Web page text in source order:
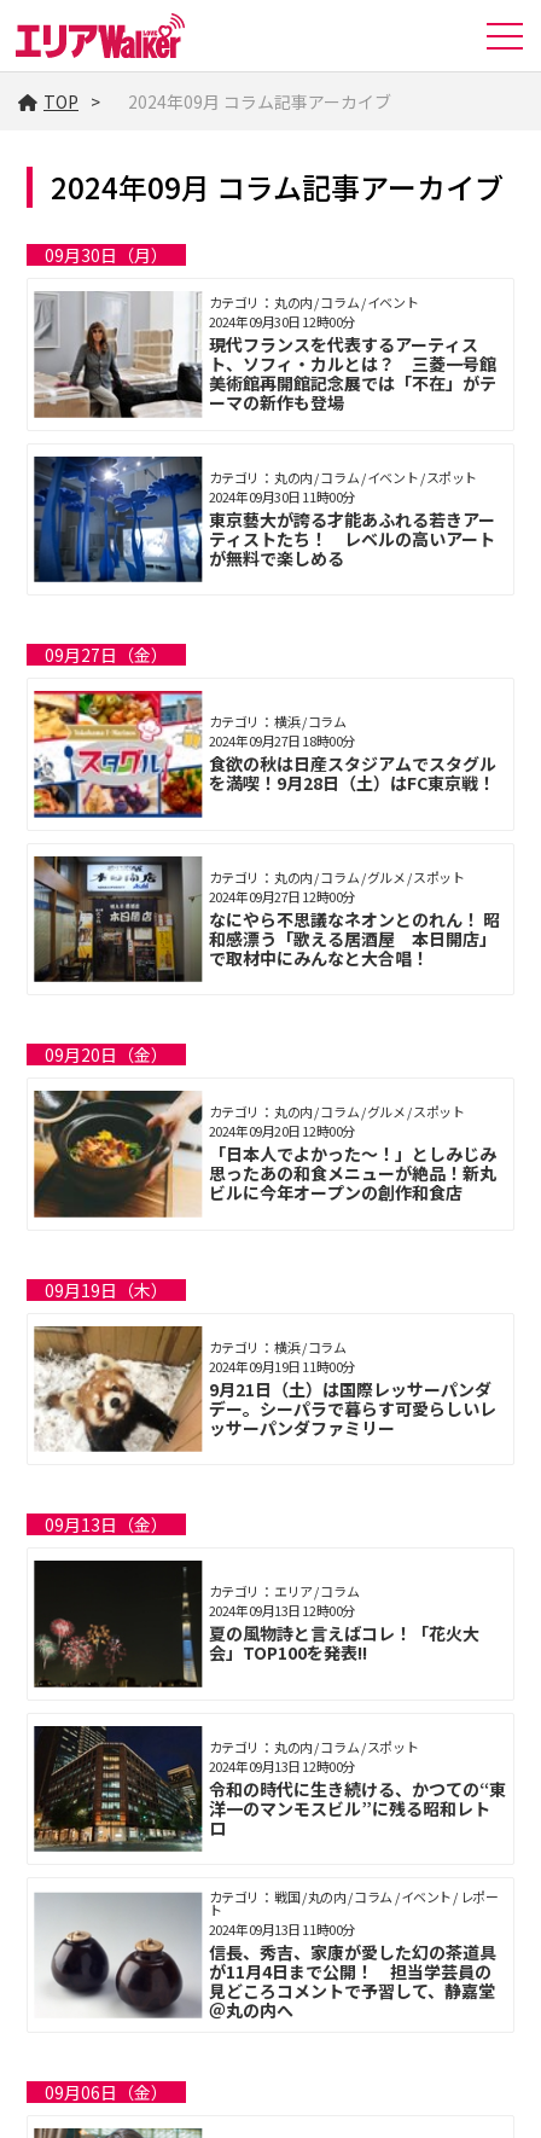
TOP 2024年09月 コラム記事アーカイブ
2024年09月 コラム記事アーカイブ
09月30日（月）
カテゴリ： 丸の内 / コラム / イベント
現代フランスを代表するアーティス
ト、ソフィ・カルとは？ 三菱一号館
美術館再開館記念展では「不在」がテ
ーマの新作も登場
2024年09月30日 12時00分
カテゴリ： 丸の内 / コラム / イベント / スポット
東京藝大が誇る才能あふれる若きアー
ティストたち！ レベルの高いアート
が無料で楽しめる
2024年09月30日 11時00分
09月27日（金）
カテゴリ： 横浜 / コラム
食欲の秋は日産スタジアムでスタグル
を満喫！9月28日（土）はFC東京戦！
2024年09月27日 18時00分
カテゴリ： 丸の内 / コラム / グルメ / スポット
なにやら不思議なネオンとのれん！ 昭
和感漂う「歌える居酒屋 本日開店」
で取材中にみんなと大合唱！
2024年09月27日 12時00分
09月20日（金）
カテゴリ： 丸の内 / コラム / グルメ / スポット
「日本人でよかった～！」としみじみ
思ったあの和食メニューが絶品！新丸
ビルに今年オープンの創作和食店
2024年09月20日 12時00分
09月19日（木）
カテゴリ： 横浜 / コラム
9月21日（土）は国際レッサーパンダ
デー。シーパラで暮らす可愛らしいレ
ッサーパンダファミリー
2024年09月19日 11時00分
09月13日（金）
カテゴリ： エリア / コラム
夏の風物詩と言えばコレ！「花火大
会」TOP100を発表!!
2024年09月13日 12時00分
カテゴリ： 丸の内 / コラム / スポット
令和の時代に生き続ける、かつての“東
洋一のマンモスビル”に残る昭和レト
ロ
2024年09月13日 12時00分
カテゴリ： 戦国 / 丸の内 / コラム / イベント / レポー
ト
信長、秀吉、家康が愛した幻の茶道具
が11月4日まで公開！ 担当学芸員の
見どころコメントで予習して、静嘉堂
＠丸の内へ
2024年09月13日 11時00分
09月06日（金）